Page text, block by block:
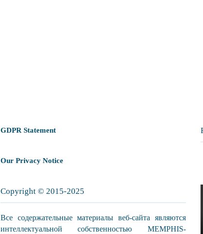
GDPR Statement
Our Privacy Notice
Copyright © 2015-2025
Все содержательные материалы веб-сайта являются
интеллектуальной собственностью MEMPHIS-